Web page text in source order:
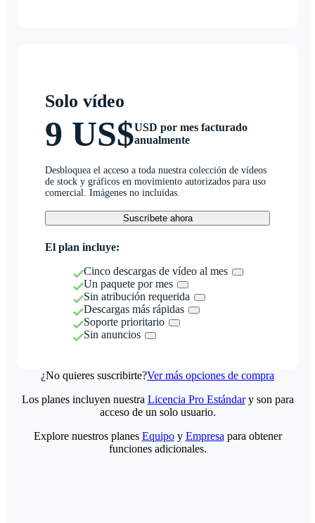
Solo vídeo
9 US$USD por mes facturado
anualmente
Desbloquea el acceso a toda nuestra colección de vídeos
de stock y gráficos en movimiento autorizados para uso
comercial. Imágenes no incluidas.
Suscríbete ahora
El plan incluye:
Cinco descargas de vídeo al mes
Un paquete por mes
Sin atribución requerida
Descargas más rápidas
Soporte prioritario
Sin anuncios
¿No quieres suscribirte?Ver más opciones de compra
Los planes incluyen nuestra Licencia Pro Estándary son para
acceso de un solo usuario.
Explore nuestros planes Equipoy Empresa para obtener
funciones adicionales.